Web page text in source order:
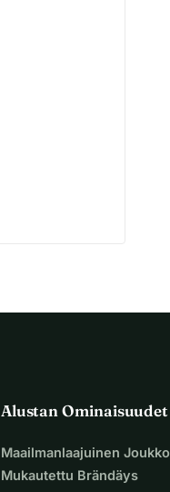
Alustan Ominaisuudet
Maailmanlaajuinen
Mukautettu Brändäys